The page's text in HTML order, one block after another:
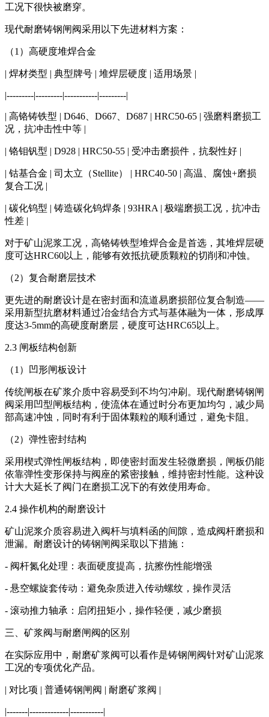
工况下很快被磨穿。
现代耐磨铸钢闸阀采用以下先进材料方案：
（1）高硬度堆焊合金
| 焊材类型 | 典型牌号 | 堆焊层硬度 | 适用场景 |
|---------|---------|-----------|---------|
| 高铬铸铁型 | D646、D667、D687 | HRC50-65 | 强磨料磨损工
况，抗冲击性中等 |
| 铬钼钒型 | D928 | HRC50-55 | 受冲击磨损件，抗裂性好 |
| 钴基合金 | 司太立（Stellite） | HRC40-50 | 高温、腐蚀+磨损
复合工况 |
| 碳化钨型 | 铸造碳化钨焊条 | 93HRA | 极端磨损工况，抗冲击
性差 |
对于矿山泥浆工况，高铬铸铁型堆焊合金是首选，其堆焊层硬
度可达HRC60以上，能够有效抵抗硬质颗粒的切削和冲蚀。
（2）复合耐磨层技术
更先进的耐磨设计是在密封面和流道易磨损部位复合制造——
采用新型抗磨材料通过冶金结合方式与基体融为一体，形成厚
度达3-5mm的高硬度耐磨层，硬度可达HRC65以上。
2.3 闸板结构创新
（1）凹形闸板设计
传统闸板在矿浆介质中容易受到不均匀冲刷。现代耐磨铸钢闸
阀采用凹型闸板结构，使流体在通过时分布更加均匀，减少局
部高速冲蚀，同时有利于固体颗粒的顺利通过，避免卡阻。
（2）弹性密封结构
采用楔式弹性闸板结构，即使密封面发生轻微磨损，闸板仍能
依靠弹性变形保持与阀座的紧密接触，维持密封性能。这种设
计大大延长了阀门在磨损工况下的有效使用寿命。
2.4 操作机构的耐磨设计
矿山泥浆介质容易进入阀杆与填料函的间隙，造成阀杆磨损和
泄漏。耐磨设计的铸钢闸阀采取以下措施：
- 阀杆氮化处理：表面硬度提高，抗擦伤性能增强
- 悬空螺旋套传动：避免杂质进入传动螺纹，操作灵活
- 滚动推力轴承：启闭扭矩小，操作轻便，减少磨损
三、矿浆阀与耐磨闸阀的区别
在实际应用中，耐磨矿浆阀可以看作是铸钢闸阀针对矿山泥浆
工况的专项优化产品。
| 对比项 | 普通铸钢闸阀 | 耐磨矿浆阀 |
|-------|-------------|-----------|